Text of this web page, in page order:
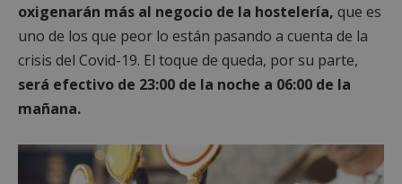
oxigenarán más al negocio de la hostelería, que es
uno de los que peor lo están pasando a cuenta de la
crisis del Covid-19. El toque de queda, por su parte,
será efectivo de 23:00 de la noche a 06:00 de la
mañana.